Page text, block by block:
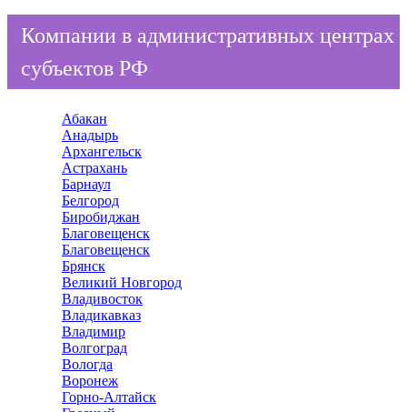
Компании в административных центрах
субъектов РФ
Абакан
Анадырь
Архангельск
Астрахань
Барнаул
Белгород
Биробиджан
Благовещенск
Благовещенск
Брянск
Великий Новгород
Владивосток
Владикавказ
Владимир
Волгоград
Вологда
Воронеж
Горно-Алтайск